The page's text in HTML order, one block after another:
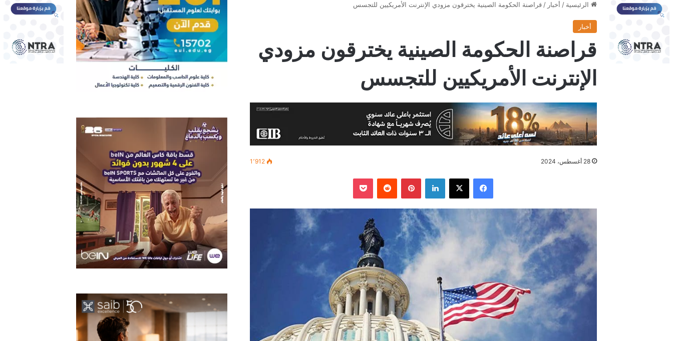
الرئيسية / أخبار /قراصنة الحكومة الصينية يخترقون مزودي الإنترنت الأمريكيين للتجسس
أخبار
قراصنة الحكومة الصينية يخترقون مزودي
الإنترنت الأمريكيين للتجسس
28 أغسطس، 2024 1٬912
فيسبوك ‫X لينكدإن بينتيريست
‏Reddit
‫Pocket